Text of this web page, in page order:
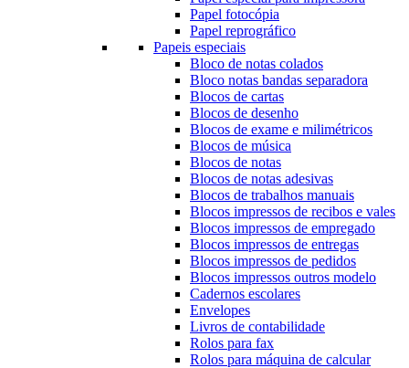
Papel fotocópia
Papel reprográfico
Papeis especiais
Bloco de notas colados
Bloco notas bandas separadora
Blocos de cartas
Blocos de desenho
Blocos de exame e milimétricos
Blocos de música
Blocos de notas
Blocos de notas adesivas
Blocos de trabalhos manuais
Blocos impressos de recibos e vales
Blocos impressos de empregado
Blocos impressos de entregas
Blocos impressos de pedidos
Blocos impressos outros modelo
Cadernos escolares
Envelopes
Livros de contabilidade
Rolos para fax
Rolos para máquina de calcular